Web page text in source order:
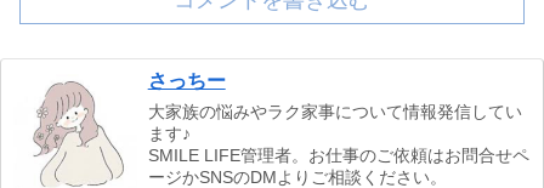
さっちー
大家族の悩みやラク家事について情報発信してい
ます♪
SMILE LIFE管理者。お仕事のご依頼はお問合せペ
ージかSNSのDMよりご相談ください。